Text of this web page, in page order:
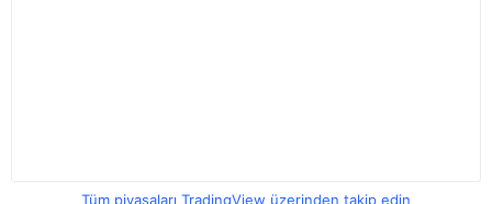
Tüm piyasaları TradingView üzerinden takip edin